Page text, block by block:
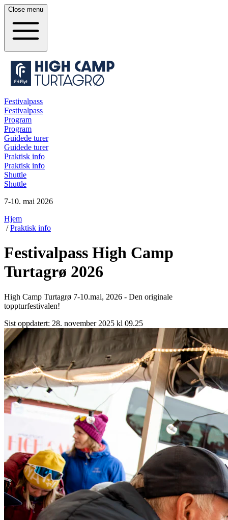
Close menu
Festivalpass
Festivalpass
Program
Program
Guidede turer
Guidede turer
Praktisk info
Praktisk info
Shuttle
Shuttle
7-10. mai 2026
Hjem
/ Praktisk info
Festivalpass High Camp
Turtagrø 2026
High Camp Turtagrø 7-10.mai, 2026 - Den originale
toppturfestivalen!
Sist oppdatert: 28. november 2025 kl 09.25